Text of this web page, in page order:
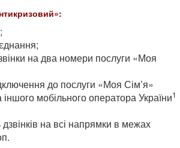
на два номери послуги «Моя
до послуги «Моя Сім’я»
мобільного оператора України1
дзвінків на всі напрямки в межах